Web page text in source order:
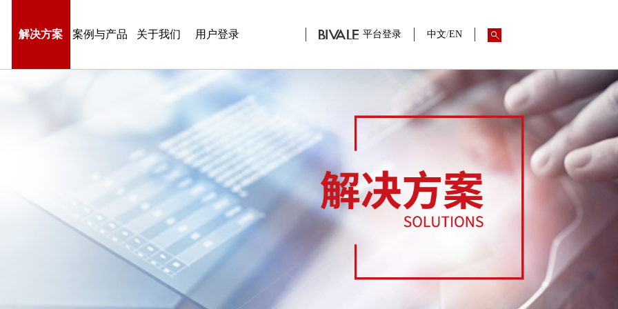
解决方案 案例与产品 关于我们 用户登录 平台登录 中文/EN